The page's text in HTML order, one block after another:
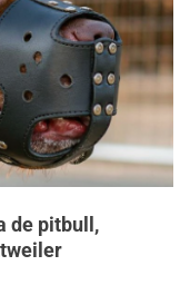
de pitbull,